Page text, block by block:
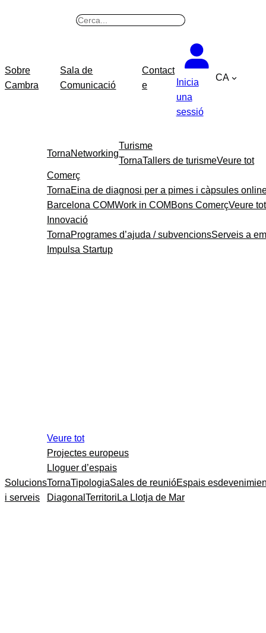
B
Sobre
Cambra
Sala de
Comunicació
Contact
e
Inicia
una
sessió
CA
Solucions
i serveis
TornaNetworking
Turisme
TornaTallers de turismeVeure tot
Comerç
TornaEina de diagnosi per a pimes i càpsules
Barcelona COMWork in COM Bons ComerçVeure tot
Innovació
TornaProgrames d’ajuda / subvencionsServeis a
Impulsa Startup
Veure tot
Projectes europeus
Lloguer d’espais
TornaTipologiaSales de reunióEspais
Diagonal Territori La Llotja de Mar